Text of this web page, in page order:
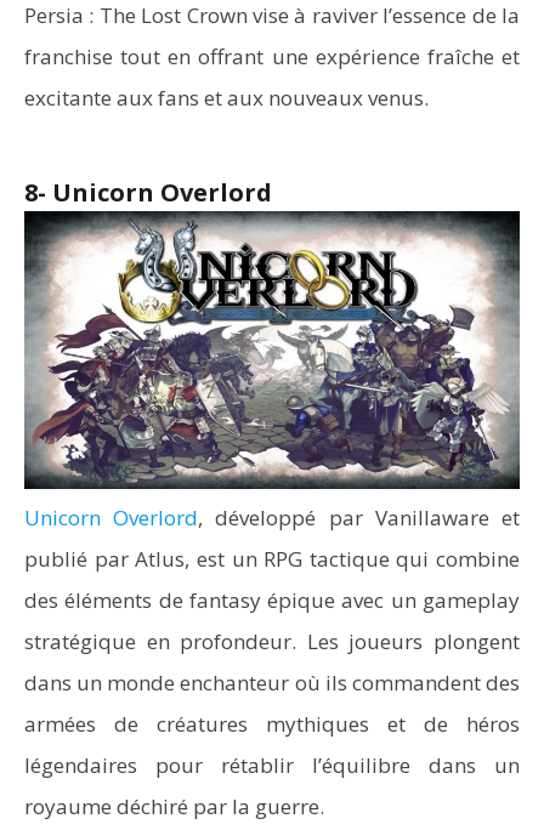
Persia : The Lost Crown vise à raviver l’essence de la
franchise tout en offrant une expérience fraîche et
excitante aux fans et aux nouveaux venus.
8- Unicorn Overlord
Unicorn Overlord, développé par Vanillaware et
publié par Atlus, est un RPG tactique qui combine
des éléments de fantasy épique avec un gameplay
stratégique en profondeur. Les joueurs plongent
dans un monde enchanteur où ils commandent des
armées de créatures mythiques et de héros
légendaires pour rétablir l’équilibre dans un
royaume déchiré par la guerre.